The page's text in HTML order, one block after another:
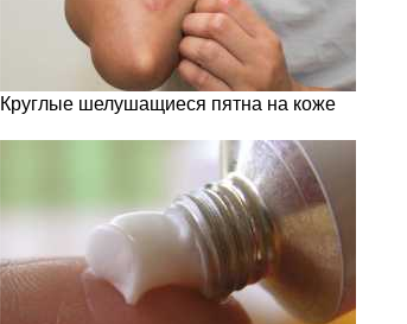
Круглые шелушащиеся пятна на коже